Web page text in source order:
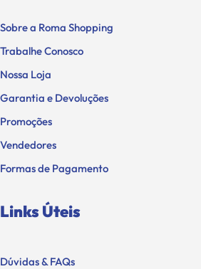
Sobre a Roma Shopping
Trabalhe Conosco
Nossa Loja
Garantia e Devoluções
Promoções
Vendedores
Formas de Pagamento
Links Úteis
Dúvidas & FAQs